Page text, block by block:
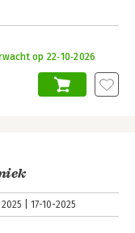
op 22‑10‑2026
2025 17-10-2025